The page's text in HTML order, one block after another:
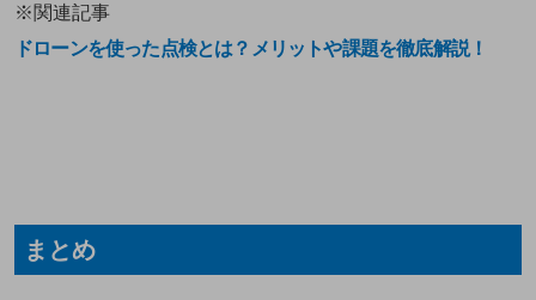
※関連記事
ドローンを使った点検とは？メリットや課題を徹底解説！
まとめ